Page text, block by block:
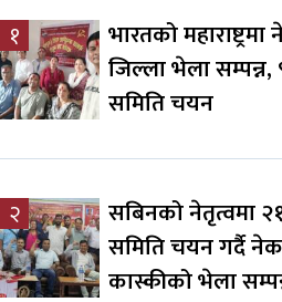
१
भारतको
जिल्ला भेला
समिति चयन
२
सबिनको नेतृत्वमा
समिति चयन गर्दै
कास्कीको भेला